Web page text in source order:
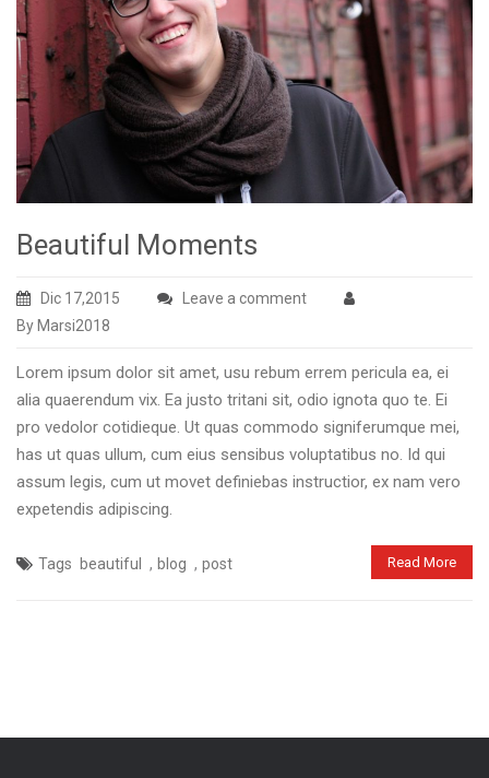
Beautiful Moments
Dic 17,2015
Leave a comment
By Marsi2018
Lorem ipsum dolor sit amet, usu rebum errem pericula ea, ei
alia quaerendum vix. Ea justo tritani sit, odio ignota quo te. Ei
pro vedolor cotidieque. Ut quas commodo signiferumque mei,
has ut quas ullum, cum eius sensibus voluptatibus no. Id qui
assum legis, cum ut movet definiebas instructior, ex nam vero
expetendis adipiscing.
Tags beautiful , blog , post Read More